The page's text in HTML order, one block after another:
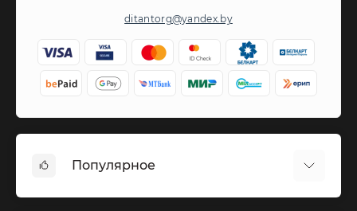
ditantorg@yandex.by
Популярное